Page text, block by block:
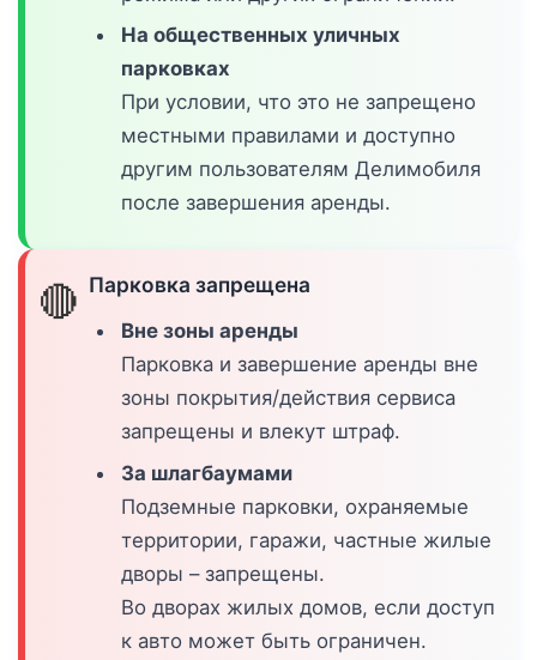
На общественных уличных
парковках
При условии, что это не запрещено
местными правилами и доступно
другим пользователям Делимобиля
после завершения аренды.
🔴 Парковка запрещена
Вне зоны аренды
Парковка и завершение аренды вне
зоны покрытия/действия сервиса
запрещены и влекут штраф.
За шлагбаумами
Подземные парковки, охраняемые
территории, гаражи, частные жилые
дворы – запрещены.
Во дворах жилых домов, если доступ
к авто может быть ограничен.